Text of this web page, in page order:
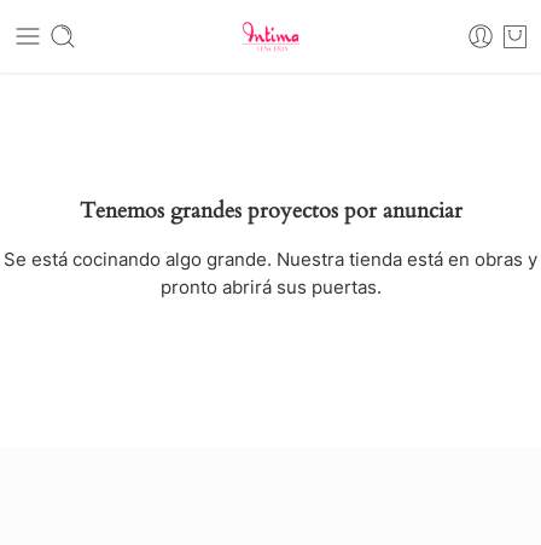
Tenemos grandes proyectos por anunciar
Se está cocinando algo grande. Nuestra tienda está en obras y
pronto abrirá sus puertas.